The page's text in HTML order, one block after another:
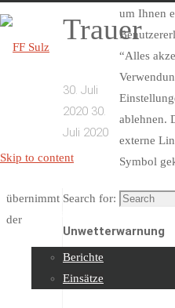
Skip to content
Berichte
Einsätze
Trauer
30. Juli
2020 30.
Juli 2020
Search for:
Unwetterwarnung
um Ihnen
“Alles
ablehnen.
externe
Symbol
übernimmt
der